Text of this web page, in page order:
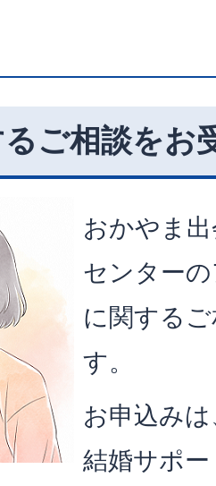
ご相談をお
おかやま
センター
に関する
す。
お申込み
結婚サポ